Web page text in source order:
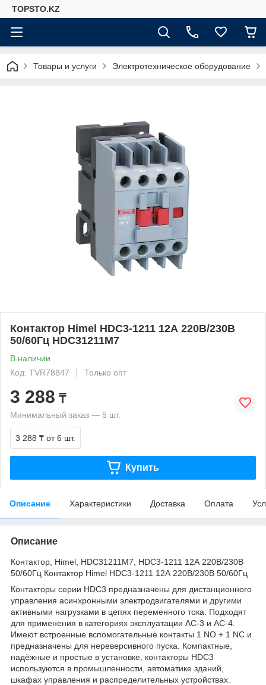
TOPSTO.KZ
Товары и услуги Электротехническое оборудование
Контактор Himel HDC3-1211 12А 220В/230В
50/60Гц HDC31211M7
В наличии
Код: TVR78847
Только опт
3 288 ₸
Минимальный заказ — 5 шт.
3 288 ₸ от 6 шт.
Купить
Описание Характеристики Доставка Оплата
Описание
Контактор, Himel, HDC31211M7, HDC3-1211 12А 220В/230В
50/60Гц Контактор Himel HDC3-1211 12А 220В/230В 50/60Гц
Контакторы серии HDC3 предназначены для дистанционного
управления асинхронными электродвигателями и другими
активными нагрузками в цепях переменного тока. Подходят
для применения в категориях эксплуатации AC-3 и AC-4.
Имеют встроенные вспомогательные контакты 1 NO + 1 NC и
предназначены для нереверсивного пуска. Компактные,
надёжные и простые в установке, контакторы HDC3
используются в промышленности, автоматике зданий,
шкафах управления и распределительных устройствах.